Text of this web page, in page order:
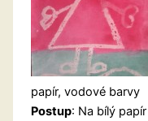
papír, vodové barvy
Postup: Na bílý